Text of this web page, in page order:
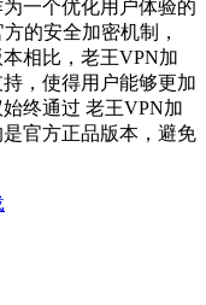
一个优化用户体验的
的安全加密机制，
相比，老王VPN加
，使得用户能够更加
终通过 老王VPN加
官方正品版本，避免